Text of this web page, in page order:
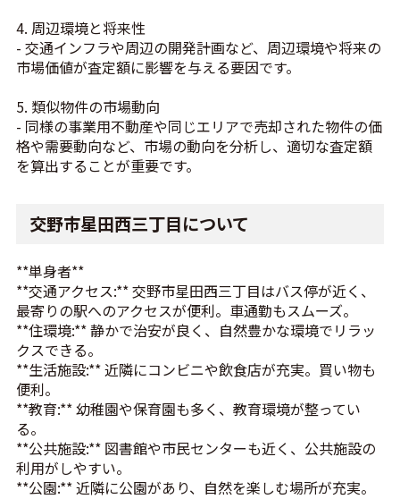
4. 周辺環境と将来性
- 交通インフラや周辺の開発計画など、周辺環境や将来の
市場価値が査定額に影響を与える要因です。
5. 類似物件の市場動向
- 同様の事業用不動産や同じエリアで売却された物件の価
格や需要動向など、市場の動向を分析し、適切な査定額
を算出することが重要です。
交野市星田西三丁目について
**単身者**
**交通アクセス:** 交野市星田西三丁目はバス停が近く、
最寄りの駅へのアクセスが便利。車通勤もスムーズ。
**住環境:** 静かで治安が良く、自然豊かな環境でリラッ
クスできる。
**生活施設:** 近隣にコンビニや飲食店が充実。買い物も
便利。
**教育:** 幼稚園や保育園も多く、教育環境が整ってい
る。
**公共施設:** 図書館や市民センターも近く、公共施設の
利用がしやすい。
**公園:** 近隣に公園があり、自然を楽しむ場所が充実。